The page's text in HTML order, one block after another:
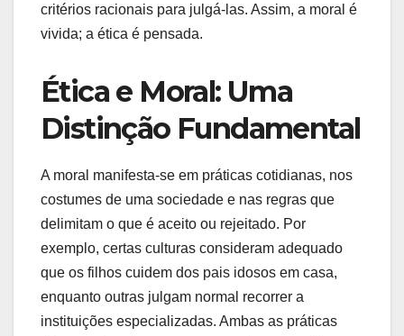
critérios racionais para julgá-las. Assim, a moral é
vivida; a ética é pensada.
Ética e Moral: Uma
Distinção Fundamental
A moral manifesta-se em práticas cotidianas, nos
costumes de uma sociedade e nas regras que
delimitam o que é aceito ou rejeitado. Por
exemplo, certas culturas consideram adequado
que os filhos cuidem dos pais idosos em casa,
enquanto outras julgam normal recorrer a
instituições especializadas. Ambas as práticas